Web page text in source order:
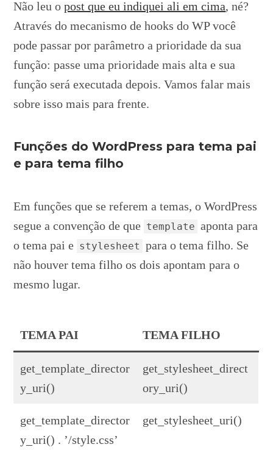
Não leu opost que eu indiquei ali em cima, né?
Através do mecanismo de hooks do WP você
pode passar por parâmetro a prioridade da sua
função: passe uma prioridade mais alta e sua
função será executada depois. Vamos falar mais
sobre isso mais para frente.
Funções do WordPress para tema pai
e para tema filho
Em funções que se referem a temas, o WordPress
segue a convenção de que template aponta para
o tema pai e stylesheet para o tema filho. Se
não houver tema filho os dois apontam para o
mesmo lugar.
TEMA PAI TEMA FILHO
get_template_director
y_uri()
get_stylesheet_direct
ory_uri()
get_template_director
y_uri() . ’/style.css’
get_stylesheet_uri()